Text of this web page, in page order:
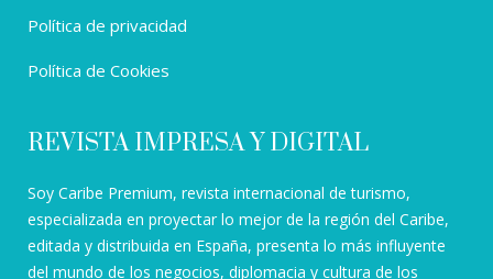
Política de privacidad
Política de Cookies
REVISTA IMPRESA Y DIGITAL
Soy Caribe Premium, revista internacional de turismo,
especializada en proyectar lo mejor de la región del Caribe,
editada y distribuida en España, presenta lo más influyente
del mundo de los negocios, diplomacia y cultura de los